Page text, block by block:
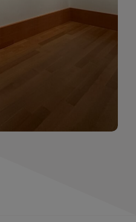
do wyjątkowych
do obejrzenia,
się!